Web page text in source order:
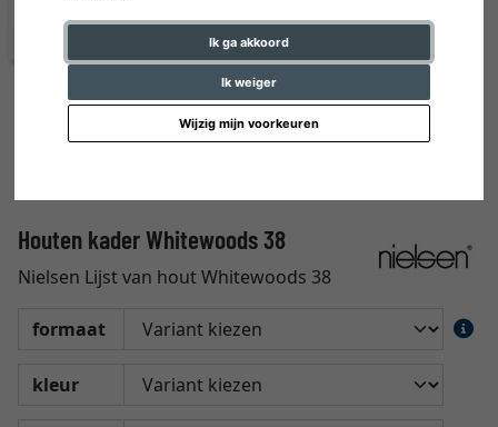
Ik ga akkoord
Ik weiger
Wijzig mijn voorkeuren
Houten kader Whitewoods 38
Nielsen Lijst van hout Whitewoods 38
formaat
kleur